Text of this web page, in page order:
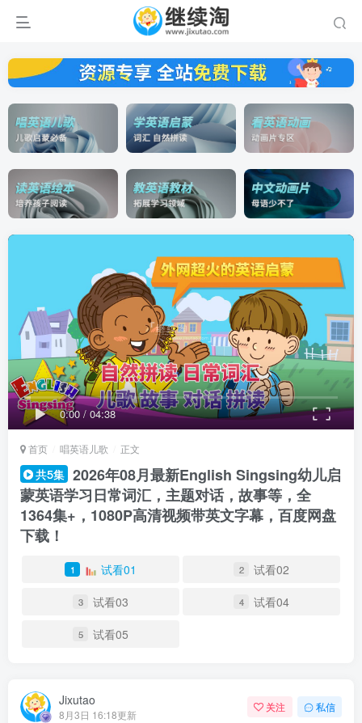
0:00 / 04:38
首页 唱英语儿歌 正文
共5集 2026年08月最新English Singsing幼儿启
蒙英语学习日常词汇，主题对话，故事等，全
1364集+，1080P高清视频带英文字幕，百度网盘
下载！
1 试看01 2 试看02
3 试看03 4 试看04
5 试看05
Jixutao
8月3日 16:18更新
关注 私信